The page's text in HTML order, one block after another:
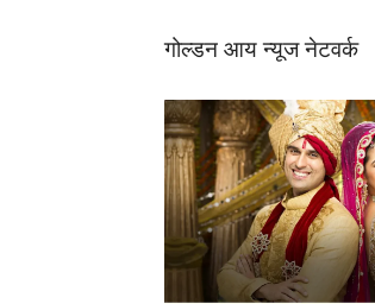
गोल्डन आय न्यूज नेटवर्क